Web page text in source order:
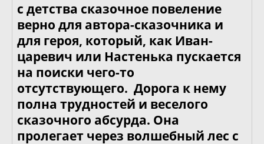
с детства сказочное повеление
верно для автора-сказочника и
для героя, который, как Иван-
царевич или Настенька пускается
на поиски чего-то
отсутствующего. Дорога к нему
полна трудностей и веселого
сказочного абсурда. Она
пролегает через волшебный лес с